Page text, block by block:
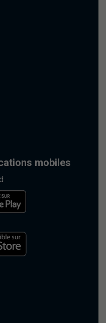
mobiles